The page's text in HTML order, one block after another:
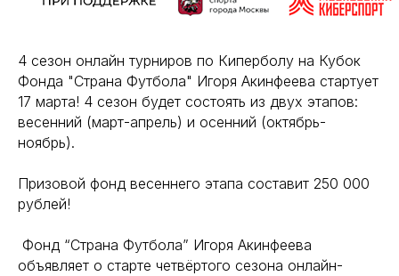
4 сезон онлайн турниров по Киперболу на Кубок
Фонда "Страна Футбола" Игоря Акинфеева стартует
17 марта! 4 сезон будет состоять из двух этапов:
весенний (март-апрель) и осенний (октябрь-
ноябрь).
Призовой фонд весеннего этапа составит 250 000
рублей!
Фонд “Страна Футбола” Игоря Акинфеева
объявляет о старте четвёртого сезона онлайн-